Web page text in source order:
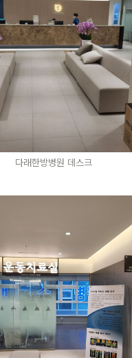
다래한방병원 데스크